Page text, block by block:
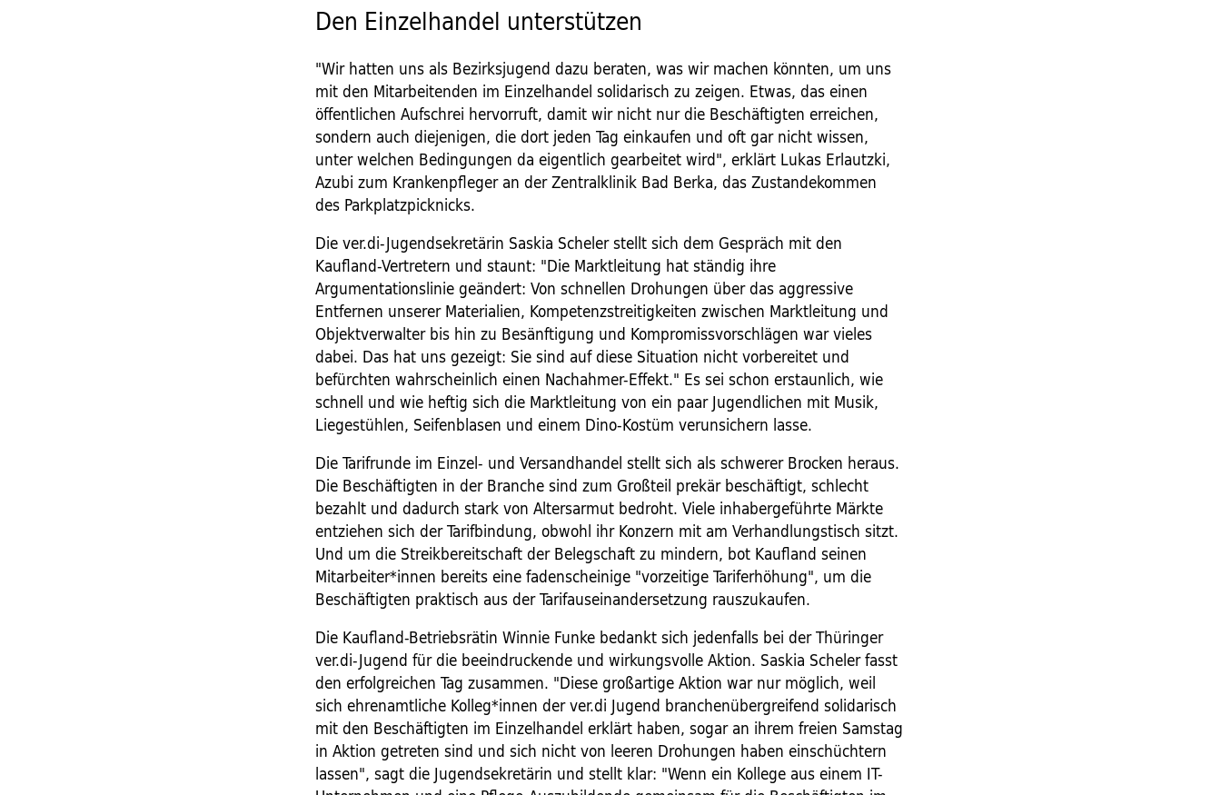
Den Einzelhandel unterstützen
"Wir hatten uns als Bezirksjugend dazu beraten, was wir machen könnten, um uns
mit den Mitarbeitenden im Einzelhandel solidarisch zu zeigen. Etwas, das einen
öffentlichen Aufschrei hervorruft, damit wir nicht nur die Beschäftigten erreichen,
sondern auch diejenigen, die dort jeden Tag einkaufen und oft gar nicht wissen,
unter welchen Bedingungen da eigentlich gearbeitet wird", erklärt Lukas Erlautzki,
Azubi zum Krankenpfleger an der Zentralklinik Bad Berka, das Zustandekommen
des Parkplatzpicknicks.
Die ver.di-Jugendsekretärin Saskia Scheler stellt sich dem Gespräch mit den
Kaufland-Vertretern und staunt: "Die Marktleitung hat ständig ihre
Argumentationslinie geändert: Von schnellen Drohungen über das aggressive
Entfernen unserer Materialien, Kompetenzstreitigkeiten zwischen Marktleitung und
Objektverwalter bis hin zu Besänftigung und Kompromissvorschlägen war vieles
dabei. Das hat uns gezeigt: Sie sind auf diese Situation nicht vorbereitet und
befürchten wahrscheinlich einen Nachahmer-Effekt." Es sei schon erstaunlich, wie
schnell und wie heftig sich die Marktleitung von ein paar Jugendlichen mit Musik,
Liegestühlen, Seifenblasen und einem Dino-Kostüm verunsichern lasse.
Die Tarifrunde im Einzel- und Versandhandel stellt sich als schwerer Brocken heraus.
Die Beschäftigten in der Branche sind zum Großteil prekär beschäftigt, schlecht
bezahlt und dadurch stark von Altersarmut bedroht. Viele inhabergeführte Märkte
entziehen sich der Tarifbindung, obwohl ihr Konzern mit am Verhandlungstisch sitzt.
Und um die Streikbereitschaft der Belegschaft zu mindern, bot Kaufland seinen
Mitarbeiter*innen bereits eine fadenscheinige "vorzeitige Tariferhöhung", um die
Beschäftigten praktisch aus der Tarifauseinandersetzung rauszukaufen.
Die Kaufland-Betriebsrätin Winnie Funke bedankt sich jedenfalls bei der Thüringer
ver.di-Jugend für die beeindruckende und wirkungsvolle Aktion. Saskia Scheler fasst
den erfolgreichen Tag zusammen. "Diese großartige Aktion war nur möglich, weil
sich ehrenamtliche Kolleg*innen der ver.di Jugend branchenübergreifend solidarisch
mit den Beschäftigten im Einzelhandel erklärt haben, sogar an ihrem freien Samstag
in Aktion getreten sind und sich nicht von leeren Drohungen haben einschüchtern
lassen", sagt die Jugendsekretärin und stellt klar: "Wenn ein Kollege aus einem IT-